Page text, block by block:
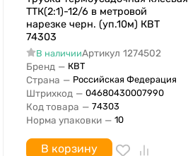
ТТК(2:1)-12/6 в метровой
нарезке черн. (уп.10м) КВТ
74303
В наличииАртикул 1274502
Бренд — КВТ
Страна — Российская Федерация
Штрихкод — 04680430007990
Код товара — 74303
Норма упаковки — 10
В корзину